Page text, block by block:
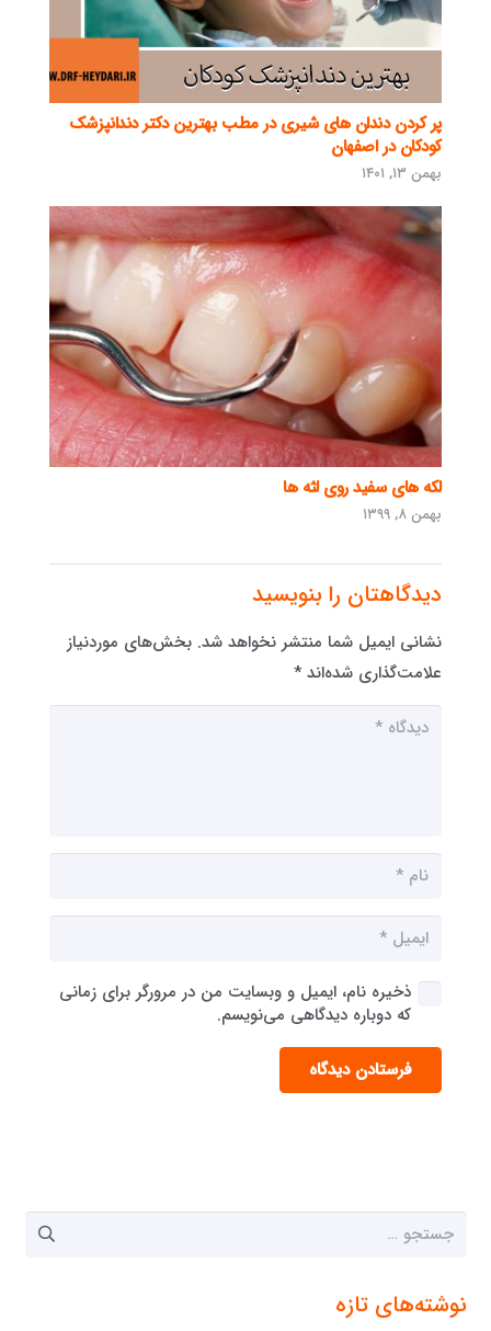
پر کردن دندان های شیری در مطب بهترین دکتر دندانپزشک
کودکان در اصفهان
بهمن ۱۳, ۱۴۰۱
لکه های سفید روی لثه ها
بهمن ۸, ۱۳۹۹
دیدگاهتان را بنویسید
نشانی ایمیل شما منتشر نخواهد شد. بخش‌های موردنیاز
علامت‌گذاری شده‌اند *
ذخیره نام، ایمیل و وبسایت من در مرورگر برای زمانی
که دوباره دیدگاهی می‌نویسم.
فرستادن دیدگاه
جستجو
نوشته‌های تازه